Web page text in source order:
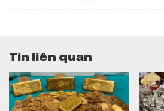
Tin liên quan